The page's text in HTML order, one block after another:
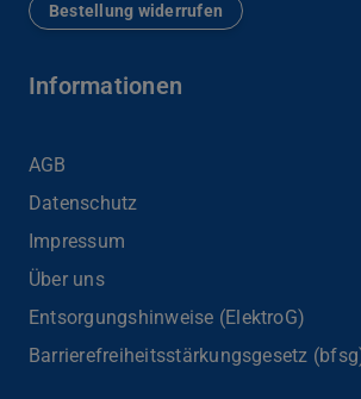
Bestellung widerrufen
Informationen
AGB
Datenschutz
Impressum
Über uns
Entsorgungshinweise (ElektroG)
Barrierefreiheits­stärkungsgesetz